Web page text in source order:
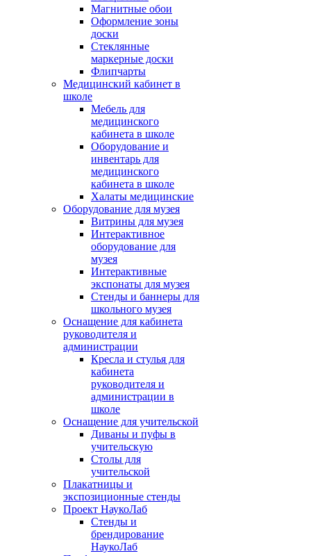
Магнитные обои
Оформление зоны
доски
Стеклянные
маркерные доски
Флипчарты
Медицинский кабинет в
школе
Мебель для
медицинского
кабинета в школе
Оборудование и
инвентарь для
медицинского
кабинета в школе
Халаты медицинские
Оборудование для музея
Витрины для музея
Интерактивное
оборудование для
музея
Интерактивные
экспонаты для музея
Стенды и баннеры для
школьного музея
Оснащение для кабинета
руководителя и
администрации
Кресла и стулья для
кабинета
руководителя и
администрации в
школе
Оснащение для учительской
Диваны и пуфы в
учительскую
Столы для
учительской
Плакатницы и
экспозиционные стенды
Проект НаукоЛаб
Стенды и
брендирование
НаукоЛаб